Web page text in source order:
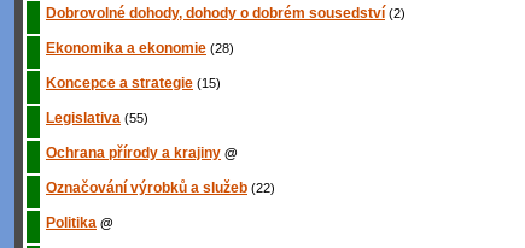
Dobrovolné dohody, dohody o dobrém sousedství (2)
Ekonomika a ekonomie (28)
Koncepce a strategie (15)
Legislativa (55)
Ochrana přírody a krajiny @
Označování výrobků a služeb (22)
Politika @